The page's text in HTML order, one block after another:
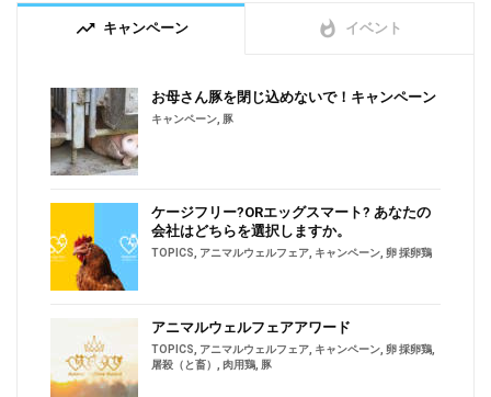
trending_up キャンペーン whatshot イベント
お母さん豚を閉じ込めないで！キャンペーン
キャンペーン, 豚
ケージフリー?ORエッグスマート? あなたの
会社はどちらを選択しますか。
TOPICS, アニマルウェルフェア, キャンペーン, 卵 採卵鶏
アニマルウェルフェアアワード
TOPICS, アニマルウェルフェア, キャンペーン, 卵 採卵鶏,
屠殺（と畜） , 肉用鶏, 豚